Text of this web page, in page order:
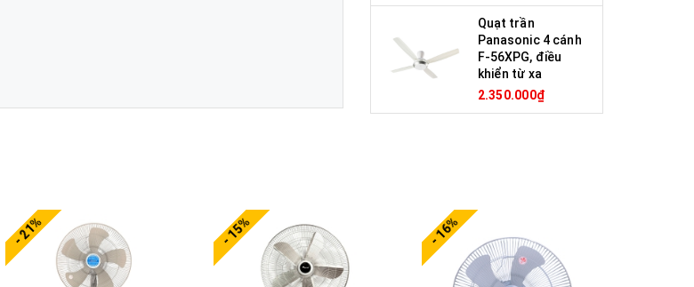
Quạt trần
Panasonic 4 cánh
F-56XPG, điều
khiển từ xa
2.350.000₫
- 21% - 15% - 16%